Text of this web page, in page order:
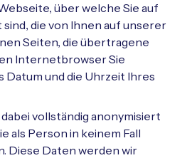
über welche Sie auf
die von Ihnen auf unserer
Seiten, die übertragene
Internetbrowser Sie
Datum und die Uhrzeit Ihres
vollständig anonymisiert
als Person in keinem Fall
Diese Daten werden wir